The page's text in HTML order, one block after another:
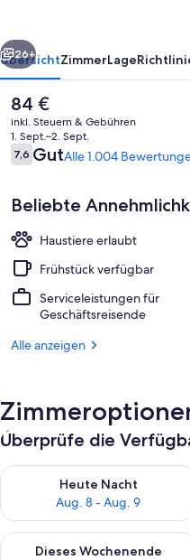
Weiter
26+
ÜbersichtZimmerLage
Der
aktuelle
Preis
beträgt
84 €.
84 €
inkl. Steuern & Gebühren
1. Sept.–2. Sept.
Bewertungen
7,67,6 von 10.
GutAlle 1.004
Beliebte
Haustiere erlaubt
Frühstück verfügbar
Serviceleistungen für
Geschäftsreisende
Alle anzeigen
Überprüfe die
Heute Nacht
Aug. 8 - Aug. 9
Überprüfe die Verfügbarkeit
Dieses Wochenende
Überprüfe die Verfügbarkeit